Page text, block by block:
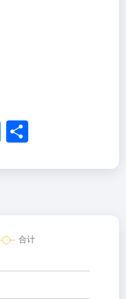
T
wi
tt